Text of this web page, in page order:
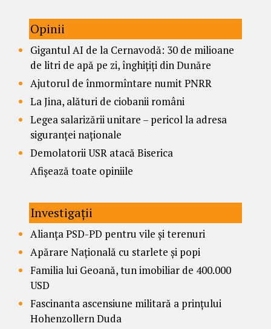
Opinii
Gigantul AI de la Cernavodă: 30 de milioane
de litri de apă pe zi, înghițiți din Dunăre
Ajutorul de înmormîntare numit PNRR
La Jina, alături de ciobanii români
Legea salarizării unitare – pericol la adresa
siguranței naționale
Demolatorii USR atacă Biserica
Afișează toate opiniile
Investigații
Alianța PSD-PD pentru vile și terenuri
Apărare Națională cu starlete și popi
Familia lui Geoană, tun imobiliar de 400.000
USD
Fascinanta ascensiune militară a prințului
Hohenzollern Duda